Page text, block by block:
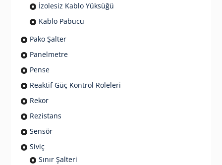
İzolesiz Kablo Yüksüğü
Kablo Pabucu
Pako Şalter
Panelmetre
Pense
Reaktif Güç Kontrol Roleleri
Rekor
Rezistans
Sensör
Siviç
Sınır Şalteri